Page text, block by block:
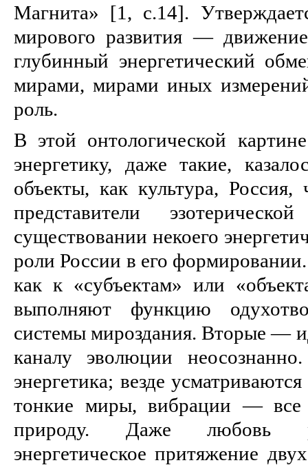
Магнита» [1, с.14].
мирового развития —
глубинный энергетический
мирами, мирами иных
роль.
В этой онтологической
энергетику, даже такие,
объекты, как культура,
представители
существовании некоего
роли России в его
как к «субъектам» или
выполняют функцию
системы мироздания. Вторые —
каналу эволюции
энергетика; везде
тонкие миры, вибрации — все
природу. Даже любовь
энергетическое притяжение